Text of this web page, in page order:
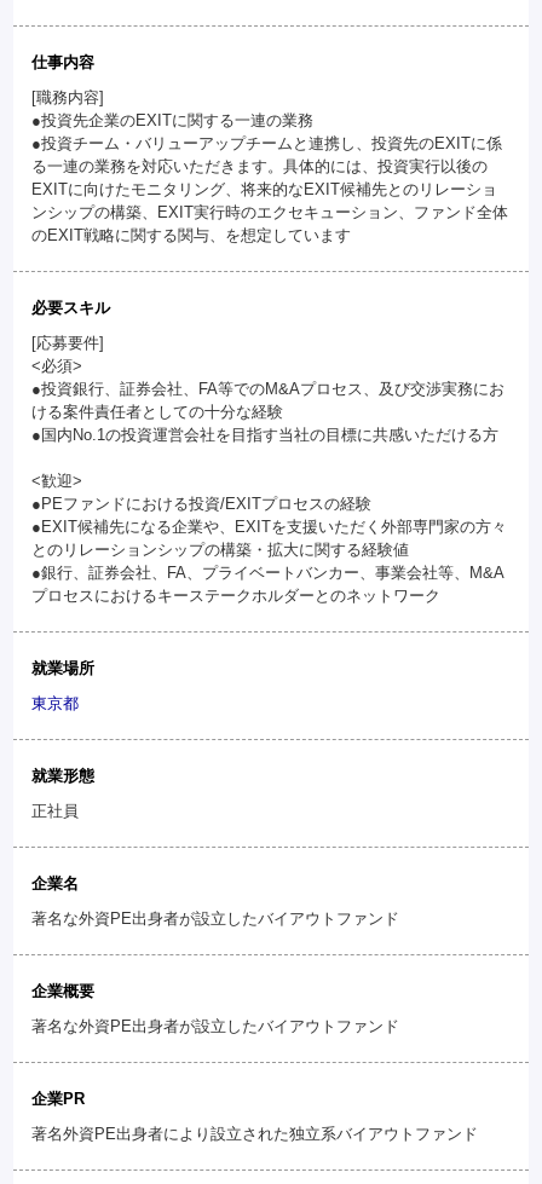
仕事内容
[職務内容]
●投資先企業のEXITに関する一連の業務
●投資チーム・バリューアップチームと連携し、投資先のEXITに係
る一連の業務を対応いただきます。具体的には、投資実行以後の
EXITに向けたモニタリング、将来的なEXIT候補先とのリレーショ
ンシップの構築、EXIT実行時のエクセキューション、ファンド全体
のEXIT戦略に関する関与、を想定しています
必要スキル
[応募要件]
<必須>
●投資銀行、証券会社、FA等でのM&Aプロセス、及び交渉実務にお
ける案件責任者としての十分な経験
●国内No.1の投資運営会社を目指す当社の目標に共感いただける方
<歓迎>
●PEファンドにおける投資/EXITプロセスの経験
●EXIT候補先になる企業や、EXITを支援いただく外部専門家の方々
とのリレーションシップの構築・拡大に関する経験値
●銀行、証券会社、FA、プライベートバンカー、事業会社等、M&A
プロセスにおけるキーステークホルダーとのネットワーク
就業場所
東京都
就業形態
正社員
企業名
著名な外資PE出身者が設立したバイアウトファンド
企業概要
著名な外資PE出身者が設立したバイアウトファンド
企業PR
著名外資PE出身者により設立された独立系バイアウトファンド